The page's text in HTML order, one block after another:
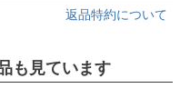
返品特約について
も見ています